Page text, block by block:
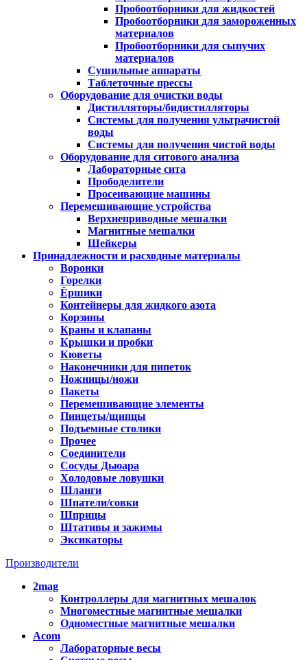
Пробоотборники для жидкостей
Пробоотборники для замороженных
материалов
Пробоотборники для сыпучих
материалов
Сушильные аппараты
Таблеточные прессы
Оборудование для очистки воды
Дистилляторы/бидистилляторы
Системы для получения ультрачистой
воды
Системы для получения чистой воды
Оборудование для ситового анализа
Лабораторные сита
Прободелители
Просеивающие машины
Перемешивающие устройства
Верхнеприводные мешалки
Магнитные мешалки
Шейкеры
Принадлежности и расходные материалы
Воронки
Горелки
Ёршики
Контейнеры для жидкого азота
Корзины
Краны и клапаны
Крышки и пробки
Кюветы
Наконечники для пипеток
Ножницы/ножи
Пакеты
Перемешивающие элементы
Пинцеты/щипцы
Подъемные столики
Прочее
Соединители
Сосуды Дьюара
Холодовые ловушки
Шланги
Шпатели/совки
Шприцы
Штативы и зажимы
Эксикаторы
Производители
2mag
Контроллеры для магнитных мешалок
Многоместные магнитные мешалки
Одноместные магнитные мешалки
Acom
Лабораторные весы